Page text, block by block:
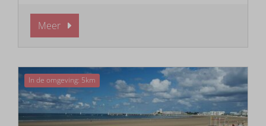
Meer
In de omgeving: 5km